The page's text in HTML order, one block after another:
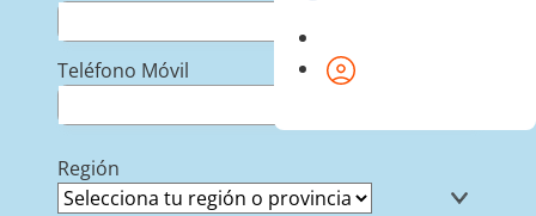
Teléfono Móvil
Región